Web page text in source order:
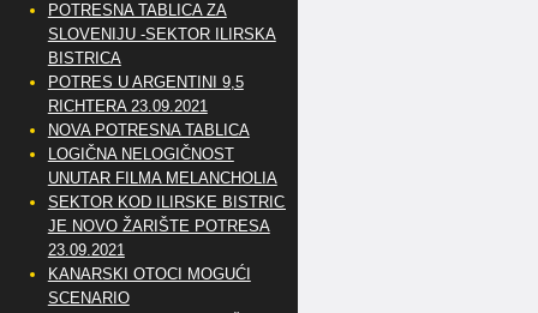
POTRESNA TABLICA ZA
SLOVENIJU -SEKTOR ILIRSKA
BISTRICA
POTRES U ARGENTINI 9,5
RICHTERA 23.09.2021
NOVA POTRESNA TABLICA
LOGIČNA NELOGIČNOST
UNUTAR FILMA MELANCHOLIA
SEKTOR KOD ILIRSKE BISTRICE
JE NOVO ŽARIŠTE POTRESA
23.09.2021
KANARSKI OTOCI MOGUĆI
SCENARIO